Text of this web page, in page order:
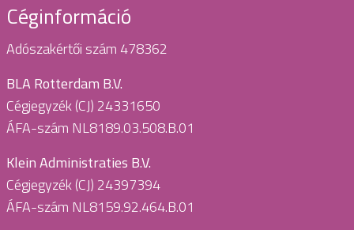
Céginformáció
Adószakértői szám 478362
BLA Rotterdam B.V.
Cégjegyzék (CJ) 24331650
ÁFA-szám NL8189.03.508.B.01
Klein Administraties B.V.
Cégjegyzék (CJ) 24397394
ÁFA-szám NL8159.92.464.B.01